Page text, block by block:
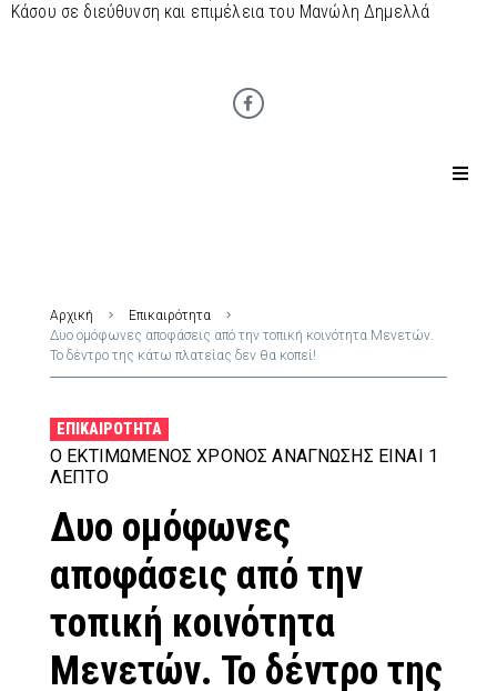
Κάσου σε διεύθυνση και επιμέλεια του Μανώλη Δημελλά
Αρχική
Επικαιρότητα
Δυο ομόφωνες αποφάσεις από την τοπική κοινότητα Μενετών.
Το δέντρο της κάτω πλατείας δεν θα κοπεί!
ΕΠΙΚΑΙΡΌΤΗΤΑ
Ο ΕΚΤΙΜΏΜΕΝΟΣ ΧΡΌΝΟΣ ΑΝΆΓΝΩΣΗΣ ΕΊΝΑΙ 1
ΛΕΠΤΌ
Δυο ομόφωνες
αποφάσεις από την
τοπική κοινότητα
Μενετών. Το δέντρο της